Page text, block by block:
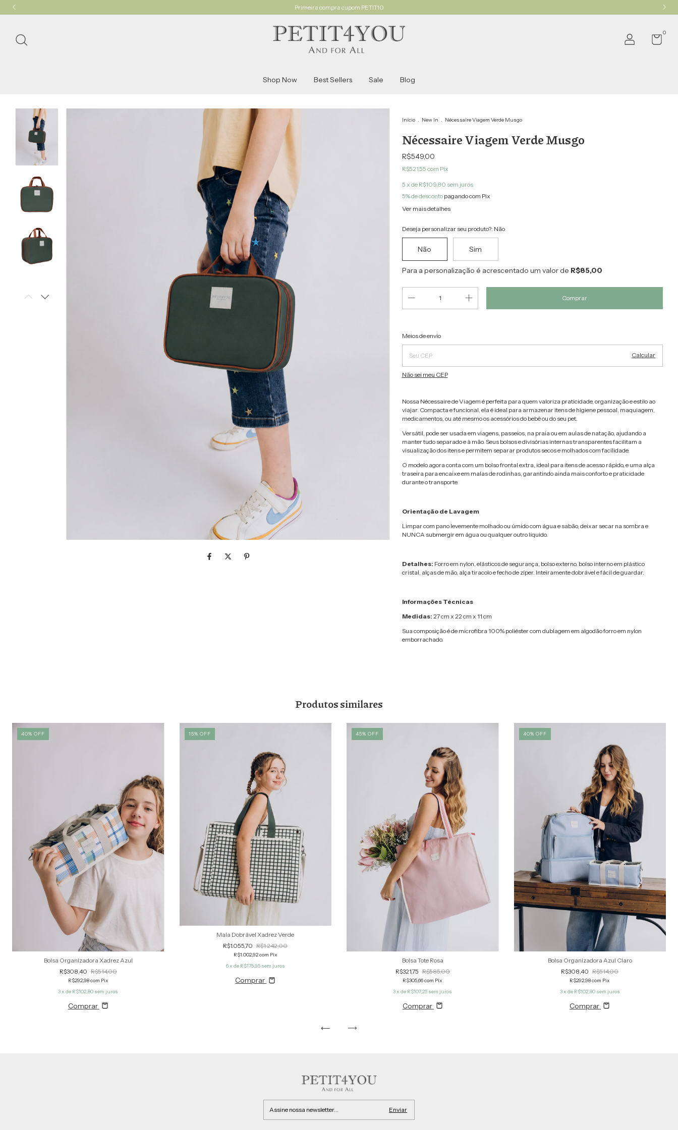
Primeira compra cupom PETIT10
0
Shop Now Best Sellers Sale Blog
Início . New In . Nécessaire Viagem Verde Musgo
Nécessaire Viagem Verde Musgo
R$549,00
R$521,55 com Pix
5 x de R$109,80 sem juros
5% de descontopagando com Pix
Ver mais detalhes
Deseja personalizar seu produto?: Não
Não Sim
Para a personalização é acrescentado um valor de R$85,00
Entregas para o CEP:
Meios de envio
Calcular
Não sei meu CEP
Nossa Nécessaire de Viagem é perfeita para quem valoriza praticidade, organização e estilo ao
viajar. Compacta e funcional, ela é ideal para armazenar itens de higiene pessoal, maquiagem,
medicamentos, ou até mesmo os acessórios do bebê ou do seu pet.
Versátil, pode ser usada em viagens, passeios, na praia ou em aulas de natação, ajudando a
manter tudo separado e à mão. Seus bolsos e divisórias internas transparentes facilitam a
visualização dos itens e permitem separar produtos secos e molhados com facilidade.
O modelo agora conta com um bolso frontal extra, ideal para itens de acesso rápido, e uma alça
traseira para encaixe em malas de rodinhas, garantindo ainda mais conforto e praticidade
durante o transporte.
Orientação de Lavagem
Limpar com pano levemente molhado ou úmido com água e sabão, deixar secar na sombra e
NUNCA submergir em água ou qualquer outro líquido.
Detalhes: Forro em nylon, elásticos de segurança, bolso externo, bolso interno em plástico
cristal, alças de mão, alça tiracolo e fecho de zíper. Inteiramente dobrável e fácil de guardar.
Informações Técnicas
Medidas: 27 cm x 22 cm x 11 cm
Sua composição é de microfibra 100% poliéster com dublagem em algodão forro em nylon
emborrachado.
Produtos similares
40% OFF
Bolsa Organizadora Xadrez Azul
R$308,40 R$514,00
R$292,98com Pix
3 x de R$102,80 sem juros
Comprar
15% OFF
Mala Dobrável Xadrez Verde
R$1.055,70 R$1.242,00
R$1.002,92com Pix
6x de R$175,95 sem juros
Comprar
45% OFF
Bolsa Tote Rosa
R$321,75 R$585,00
R$305,66com Pix
3 x de R$107,25 sem juros
Comprar
40% OFF
Bolsa Organizadora Azul Claro
R$308,40 R$514,00
R$292,98com Pix
3 x de R$102,80 sem juros
Comprar